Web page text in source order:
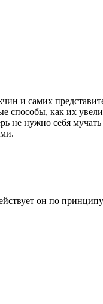
и самих
как их
не нужно себя
он по